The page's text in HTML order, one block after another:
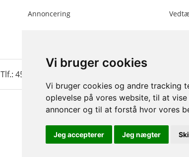
Vi bruger cookies
Vi bruger cookies og andre tracking
oplevelse på vores website, til at
annoncer og til at forstå hvor vores
Jeg accepterer Jeg nægter
Annoncering
Tlf.: 45 35 24 12